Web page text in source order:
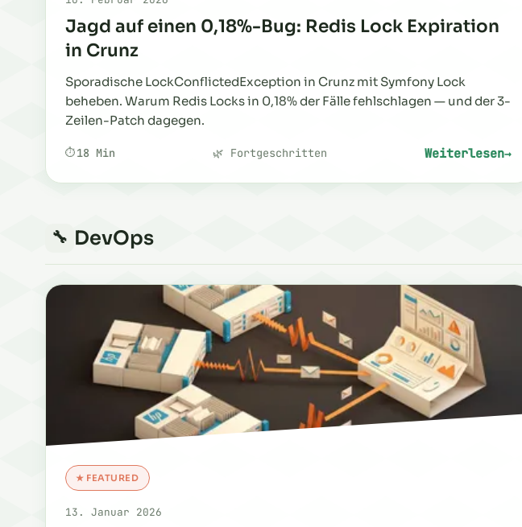
Jagd auf einen 0,18%-Bug: Redis Lock Expiration
in Crunz
Sporadische LockConflictedException in Crunz mit Symfony Lock
beheben. Warum Redis Locks in 0,18% der Fälle fehlschlagen — und der 3-
Zeilen-Patch dagegen.
18 Min 🌿 Fortgeschritten Weiterlesen
: Jagd auf
→
🔧 DevOps
★ FEATURED
13. Januar 2026